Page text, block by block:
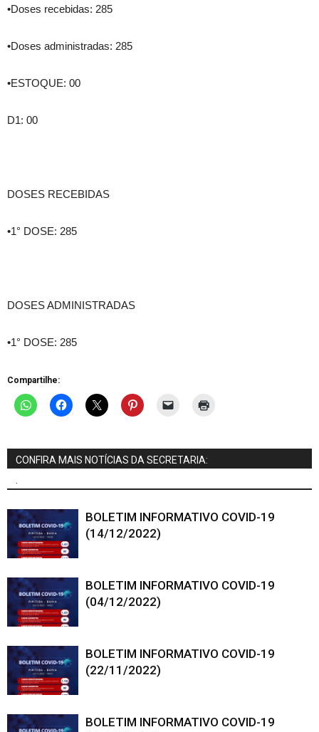
•Doses recebidas: 285
•Doses administradas: 285
•ESTOQUE: 00
D1: 00
DOSES RECEBIDAS
•1° DOSE: 285
DOSES ADMINISTRADAS
•1° DOSE: 285
Compartilhe:
CONFIRA MAIS NOTÍCIAS DA SECRETARIA:
BOLETIM INFORMATIVO COVID-19
(14/12/2022)
BOLETIM INFORMATIVO COVID-19
(04/12/2022)
BOLETIM INFORMATIVO COVID-19
(22/11/2022)
BOLETIM INFORMATIVO COVID-19